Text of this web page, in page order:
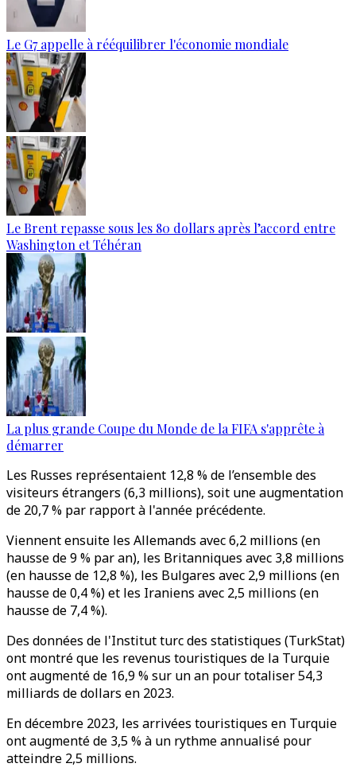
Le G7 appelle à rééquilibrer l'économie mondiale
Le Brent repasse sous les 80 dollars après l’accord entre
Washington et Téhéran
La plus grande Coupe du Monde de la FIFA s'apprête à
démarrer
Les Russes représentaient 12,8 % de l’ensemble des
visiteurs étrangers (6,3 millions), soit une augmentation
de 20,7 % par rapport à l'année précédente.
Viennent ensuite les Allemands avec 6,2 millions (en
hausse de 9 % par an), les Britanniques avec 3,8 millions
(en hausse de 12,8 %), les Bulgares avec 2,9 millions (en
hausse de 0,4 %) et les Iraniens avec 2,5 millions (en
hausse de 7,4 %).
Des données de l'Institut turc des statistiques (TurkStat)
ont montré que les revenus touristiques de la Turquie
ont augmenté de 16,9 % sur un an pour totaliser 54,3
milliards de dollars en 2023.
En décembre 2023, les arrivées touristiques en Turquie
ont augmenté de 3,5 % à un rythme annualisé pour
atteindre 2,5 millions.